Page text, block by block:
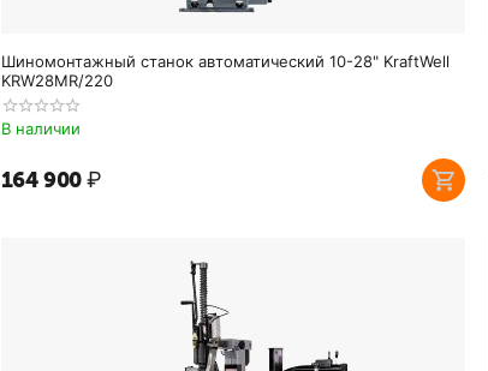
Шиномонтажный станок автоматический 10-28" KraftWell
KRW28MR/220
В наличии
164 900₽